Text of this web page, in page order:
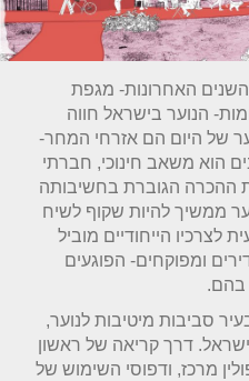
האחרונות- מגפת
הנוער בישראל חווה
של היום הם אזרחי המחר-
הוא משאב חינוכי, חברתי
ההכרה הגוברת בחשיבותה
ממשיך להיות שקוף לשיח
לצרכיו הייחודיים מוביל
ומפוקחים- הפוגעים
בהם.
סביבות מיטיבות לנוער,
דרך קריאה של ראשון
מרכז, ודפוסי השימוש של